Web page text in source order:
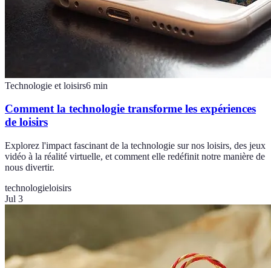
Technologie et loisirs6 min
Comment la technologie transforme les expériences
de loisirs
Explorez l'impact fascinant de la technologie sur nos loisirs, des jeux
vidéo à la réalité virtuelle, et comment elle redéfinit notre manière de
nous divertir.
technologieloisirs
Jul 3